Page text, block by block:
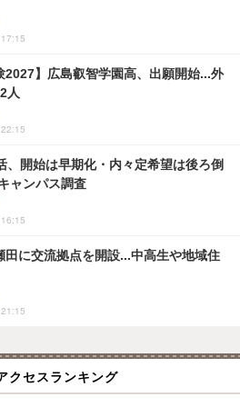
2027】広島叡智学園高、出願開始...外
人
、開始は早期化・内々定希望は後ろ倒
ャンパス調査
田に交流拠点を開設...中高生や地域住
クセスランキング